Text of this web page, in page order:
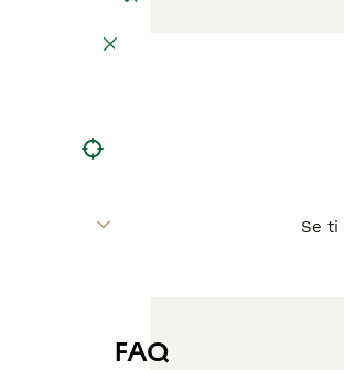
Leggi la
Se ti
FAQ